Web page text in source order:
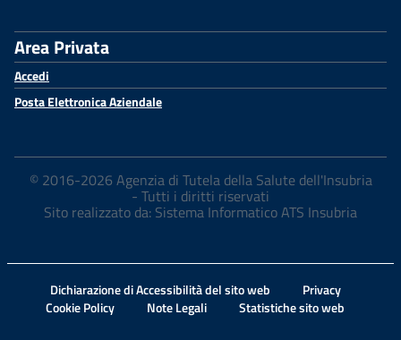
Area Privata
Accedi
Posta Elettronica Aziendale
© 2016-2026 Agenzia di Tutela della Salute dell'Insubria
- Tutti i diritti riservati
Sito realizzato da: Sistema Informatico ATS Insubria
Dichiarazione di Accessibilità del sito web
Privacy
Cookie Policy
Note Legali Statistiche sito web